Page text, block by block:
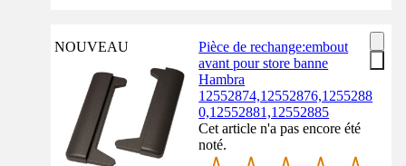
NOUVEAU
Pièce de rechange:embout
avant pour store banne
Hambra
12552874,12552876,1255288
0,12552881,12552885
Cet article n'a pas encore été
noté.